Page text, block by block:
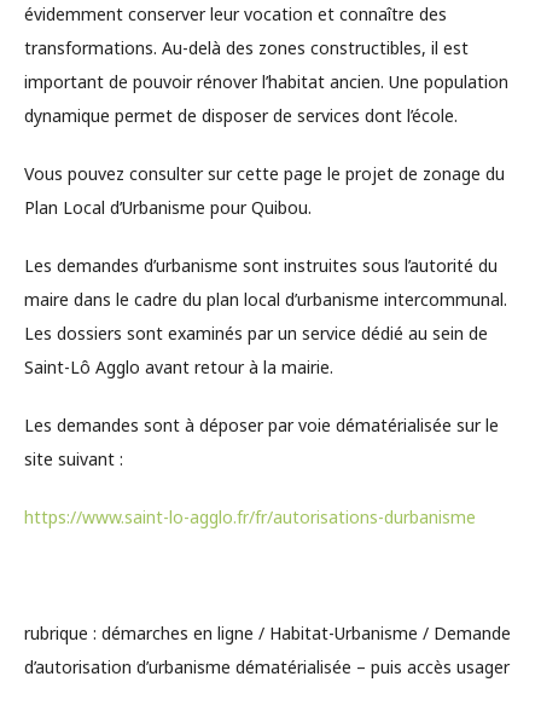
évidemment conserver leur vocation et connaître des
transformations. Au-delà des zones constructibles, il est
important de pouvoir rénover l’habitat ancien. Une population
dynamique permet de disposer de services dont l’école.
Vous pouvez consulter sur cette page le projet de zonage du
Plan Local d’Urbanisme pour Quibou.
Les demandes d’urbanisme sont instruites sous l’autorité du
maire dans le cadre du plan local d’urbanisme intercommunal.
Les dossiers sont examinés par un service dédié au sein de
Saint-Lô Agglo avant retour à la mairie.
Les demandes sont à déposer par voie dématérialisée sur le
site suivant :
https://www.saint-lo-agglo.fr/fr/autorisations-durbanisme
rubrique : démarches en ligne / Habitat-Urbanisme / Demande
d’autorisation d’urbanisme dématérialisée – puis accès usager